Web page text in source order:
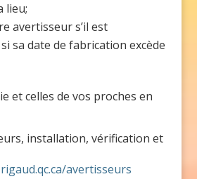
lieu;
avertisseur s’il est
sa date de fabrication excède
et celles de vos proches en
installation, vérification et
avertisseurs